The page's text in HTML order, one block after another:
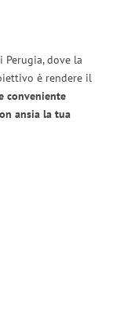
dove la
è rendere il
conveniente
ansia la tua